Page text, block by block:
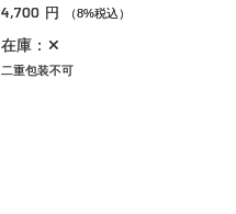
4,700 円 （8%税込）
在庫：✕
二重包装不可